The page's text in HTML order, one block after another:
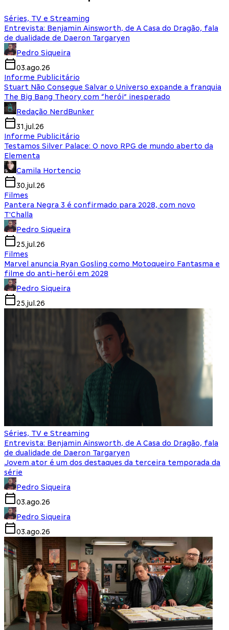
Séries, TV e Streaming
Entrevista: Benjamin Ainsworth, de A Casa do Dragão, fala
de dualidade de Daeron Targaryen
Pedro Siqueira
03.ago.26
Informe Publicitário
Stuart Não Consegue Salvar o Universo expande a franquia
The Big Bang Theory com “herói” inesperado
Redação NerdBunker
31.jul.26
Informe Publicitário
Testamos Silver Palace: O novo RPG de mundo aberto da
Elementa
Camila Hortencio
30.jul.26
Filmes
Pantera Negra 3 é confirmado para 2028, com novo
T'Challa
Pedro Siqueira
25.jul.26
Filmes
Marvel anuncia Ryan Gosling como Motoqueiro Fantasma e
filme do anti-herói em 2028
Pedro Siqueira
25.jul.26
Séries, TV e Streaming
Entrevista: Benjamin Ainsworth, de A Casa do Dragão, fala
de dualidade de Daeron Targaryen
Jovem ator é um dos destaques da terceira temporada da
série
Pedro Siqueira
03.ago.26
Pedro Siqueira
03.ago.26